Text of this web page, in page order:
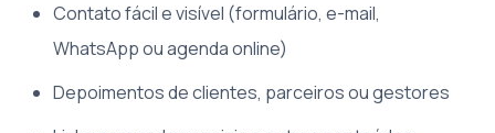
Contato fácil e visível (formulário, e-mail,
WhatsApp ou agenda online)
Depoimentos de clientes, parceiros ou gestores